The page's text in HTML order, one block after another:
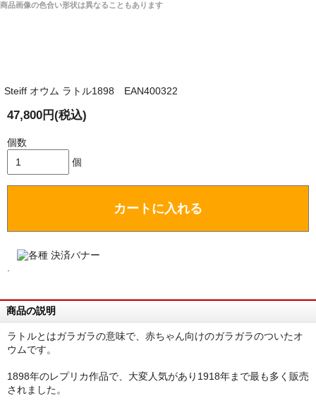
商品画像の色合い形状は異なることもあります
Steiff オウム ラトル1898 EAN400322
47,800円(税込)
個数
個
カートに入れる
商品の説明
ラトルとはガラガラの意味で、赤ちゃん向けのガラガラのついたオ
ウムです。
1898年のレプリカ作品で、大変人気があり1918年まで最も多く販売
されました。